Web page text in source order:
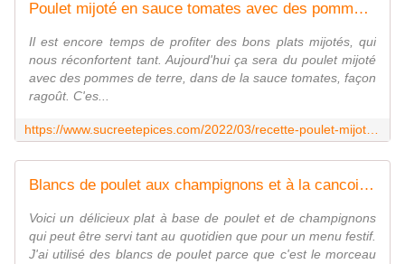
Poulet mijoté en sauce tomates avec des pommes de terre
Il est encore temps de profiter des bons plats mijotés, qui
nous réconfortent tant. Aujourd'hui ça sera du poulet mijoté
avec des pommes de terre, dans de la sauce tomates, façon
ragoût. C'es...
Blancs de poulet aux champignons et à la cancoillotte
Voici un délicieux plat à base de poulet et de champignons
qui peut être servi tant au quotidien que pour un menu festif.
J'ai utilisé des blancs de poulet parce que c'est le morceau